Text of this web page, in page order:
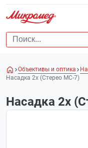
Объективы и оптика
Насадка 2х (Стерео МС-7)
Насадка 2х